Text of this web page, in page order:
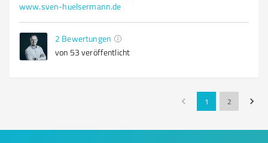
www.sven-huelsermann.de
2 Bewertungen
von 53 veröffentlicht
1 2